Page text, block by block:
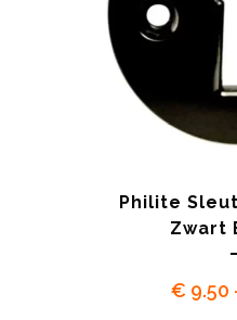
Philite
Zwart
€ 9.50